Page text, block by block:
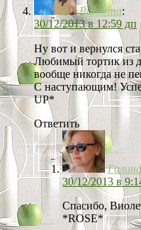
Виолета:
30/12/2013 в 12:59 дп
Ну вот и вернулся
Любимый тортик из
вообще никогда не
С наступающим!
UP*
Ответить
Галина
30/12/2013 в
Спасибо,
*ROSE*